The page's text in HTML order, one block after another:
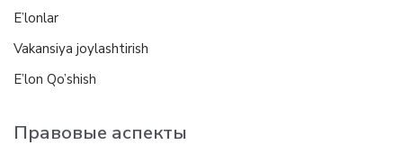
E’lonlar
Vakansiya joylashtirish
E’lon Qo’shish
Правовые аспекты